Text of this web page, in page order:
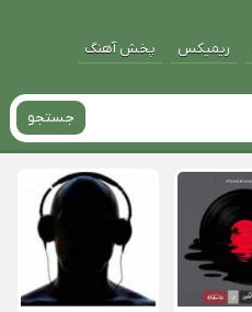
ریمیکس پخش آهنگ
جستجو